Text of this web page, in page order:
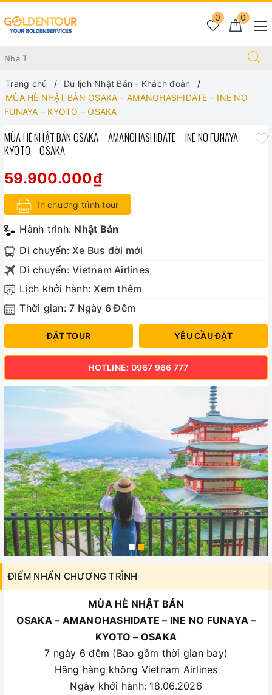
0
0
Trang chủ
Du lịch Nhật Bản - Khách đoàn
MÙA HÈ NHẬT BẢN OSAKA – AMANOHASHIDATE – INE NO
FUNAYA – KYOTO – OSAKA
ĐIỂM NHẤN CHƯƠNG TRÌNH
MÙA HÈ NHẬT BẢN
OSAKA – AMANOHASHIDATE – INE NO FUNAYA –
KYOTO – OSAKA
7 ngày 6 đêm (Bao gồm thời gian bay)
Hãng hàng không Vietnam Airlines
Ngày khởi hành: 18.06.2026
MÙA HÈ NHẬT BẢN OSAKA – AMANOHASHIDATE – INE NO FUNAYA –
KYOTO – OSAKA
59.900.000₫
In chương trình tour
Hành trình: Nhật Bản
Di chuyển: Xe Bus đời mới
Di chuyển: Vietnam Airlines
Lịch khởi hành:Xem thêm
Thời gian: 7 Ngày 6 Đêm
ĐẶT TOUR YÊU CẦU ĐẶT
HOTLINE: 0967 966 777